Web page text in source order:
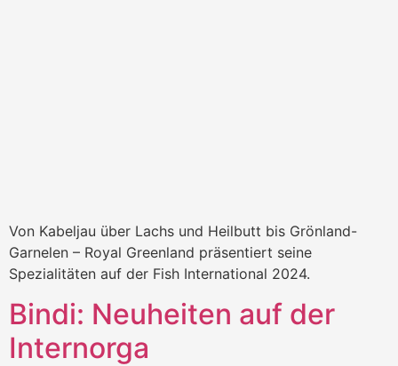
Von Kabeljau über Lachs und Heilbutt bis Grönland-
Garnelen – Royal Greenland präsentiert seine
Spezialitäten auf der Fish International 2024.
Bindi: Neuheiten auf der
Internorga